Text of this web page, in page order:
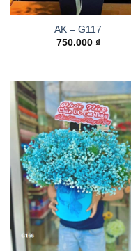
AK – G117
750.000 ₫